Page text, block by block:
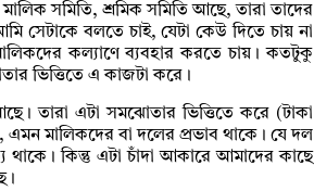
সমিতি, শ্রমিক সমিতি আছে, তারা তাদের
সেটাকে বলতে চাই, যেটা কেউ দিতে চায় না
মালিকদের কল্যাণে ব্যবহার করতে চায়। কতটুকু
ভিত্তিতে এ কাজটা করে।
তারা এটা সমঝোতার ভিত্তিতে করে (টাকা
এমন মালিকদের বা দলের প্রভাব থাকে। যে দল
কিন্তু এটা চাঁদা আকারে আমাদের কাছে